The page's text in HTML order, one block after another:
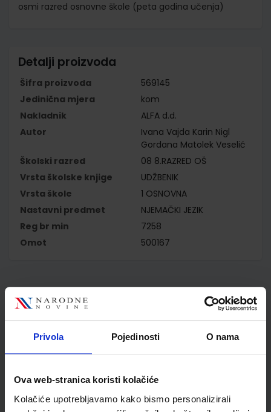
Privola Pojedinosti O nama
Ova web-stranica koristi kolačiće
Kolačiće upotrebljavamo kako bismo personalizirali
osmi razred osnovne škole (peta godina učenja)
Detalji proizvoda
Šifra proizvoda
569145
Jedinična mjera
kom
Nakladnik
ALFA d.d.
Autor
Ivana Vajda Karin Nigl
Gordana Matolek Veselić
Školski razred
08 8.RAZRED OŠ
Vrsta školske knjige
UDŽBENIK
Vrsta škole
1 OSNOVNA
Nastavni predmet
NJEMAČKI JEZIK
Reg br min
7258
Omot
500167
Kupci najčešće biraju..
Omot PVC za školske
udžbenike; dimenzije